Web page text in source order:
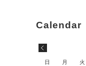
日 月 火